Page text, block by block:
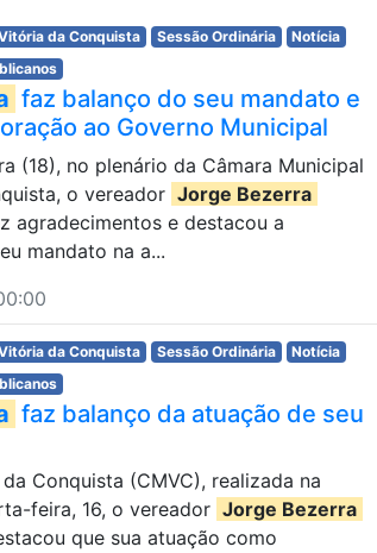
da Conquista Sessão Ordinária
Notícia
faz balanço do seu mandato e
ao Governo Municipal
(18), no plenário da Câmara Municipal
o vereador Jorge Bezerra
agradecimentos e destacou a
mandato na a...
da Conquista Sessão Ordinária
Notícia
faz balanço da atuação de seu
Conquista (CMVC), realizada na
feira, 16, o vereador Jorge Bezerra
que sua atuação como